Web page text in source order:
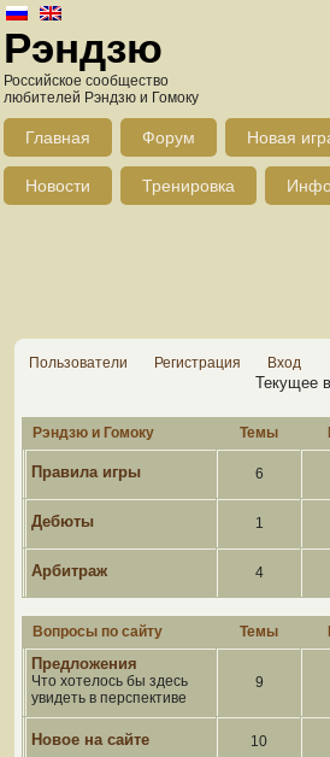
Рэндзю
Российское сообщество
любителей Рэндзю и Гомоку
Главная Форум Новая
Новости Тренировка
Пользователи Регистрация Вход
Текущее
Рэндзю и Гомоку Темы
Правила игры 6
Дебюты 1
Арбитраж 4
Вопросы по сайту Темы
Предложения
Что хотелось бы здесь
увидеть в перспективе
9
Новое на сайте 10